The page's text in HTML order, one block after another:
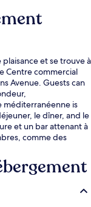
et se trouve à
Centre commercial
Avenue. Guests can
méditerranéenne is
le dîner, and le
et un bar attenant à
comme des